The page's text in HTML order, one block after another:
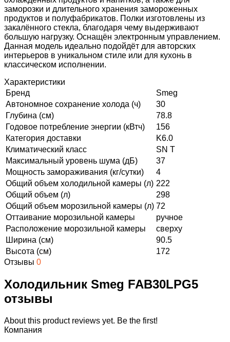
заморозки и длительного хранения замороженных
продуктов и полуфабрикатов. Полки изготовлены из
закалённого стекла, благодаря чему выдерживают
большую нагрузку. Оснащён электронным управлением.
Данная модель идеально подойдёт для авторских
интерьеров в уникальном стиле или для кухонь в
классическом исполнении.
Характеристики
Бренд
Smeg
Автономное сохранение холода (ч)
30
Глубина (см)
78.8
Годовое потребление энергии (кВтч)
156
Категория доставки
K6.0
Климатический класс
SN T
Максимальный уровень шума (дБ)
37
Мощность замораживания (кг/сутки)
4
Общий объем холодильной камеры (л) 222
Общий объем (л)
298
Общий объем морозильной камеры (л) 72
Оттаивание морозильной камеры
ручное
Расположение морозильной камеры
сверху
Ширина (см)
90.5
Высота (см)
172
Отзывы 0
Холодильник Smeg FAB30LPG5
отзывы
About this product reviews yet. Be the first!
Компания